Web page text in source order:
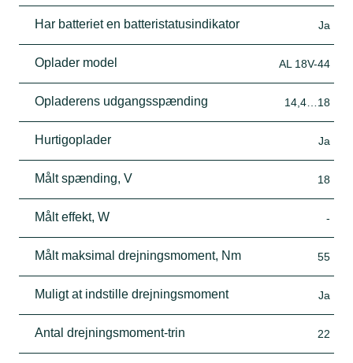
Har batteriet en batteristatusindikator Ja
Oplader model AL 18V-44
Opladerens udgangsspænding 14,4…18
Hurtigoplader Ja
Målt spænding, V 18
Målt effekt, W -
Målt maksimal drejningsmoment, Nm 55
Muligt at indstille drejningsmoment Ja
Antal drejningsmoment-trin 22